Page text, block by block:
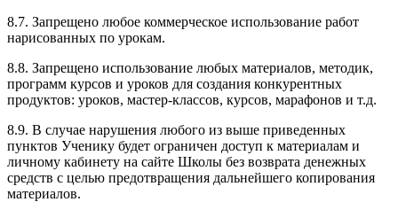
8.7. Запрещено любое коммерческое использование работ
нарисованных по урокам.
8.8. Запрещено использование любых материалов, методик,
программ курсов и уроков для создания конкурентных
продуктов: уроков, мастер-классов, курсов, марафонов и т.д.
8.9. В случае нарушения любого из выше приведенных
пунктов Ученику будет ограничен доступ к материалам и
личному кабинету на сайте Школы без возврата денежных
средств с целью предотвращения дальнейшего копирования
материалов.